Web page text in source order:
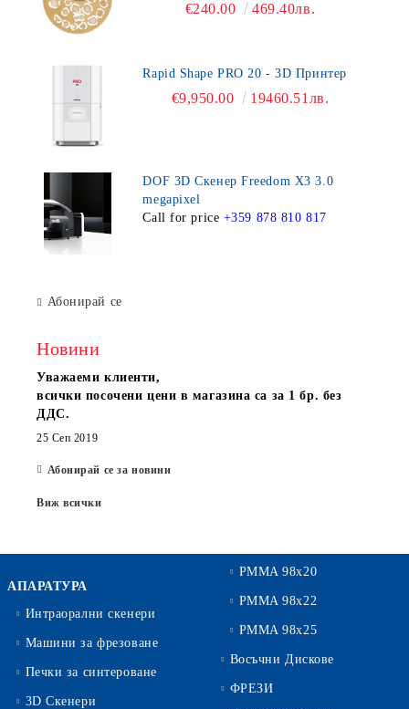
€240.00 469.40лв.
Rapid Shape PRO 20 - 3D Принтер
€9,950.00 19460.51лв.
DOF 3D Скенер Freedom X3 3.0
megapixel
Call for price +359 878 810 817
Абонирай се
Новини
Уважаеми клиенти,
всички посочени цени в магазина са за 1 бр. без
ДДС.
25 Сеп 2019
Абонирай се за новини
Виж всички
АПАРАТУРА
Интраорални скенери
Машини за фрезоване
Печки за синтероване
3D Скенери
PMMA 98x20
PMMA 98x22
PMMA 98x25
Восъчни Дискове
ФРЕЗИ